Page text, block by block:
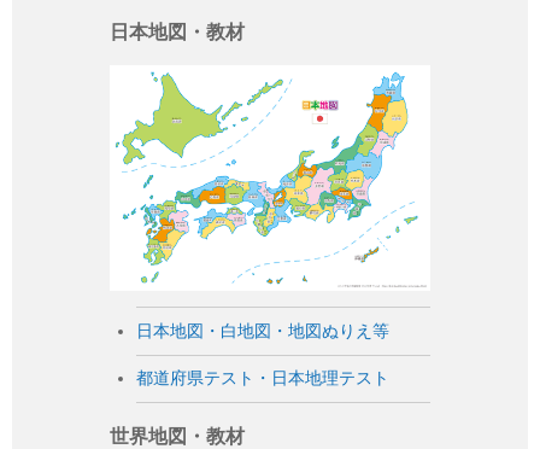
日本地図・教材
日本地図・白地図・地図ぬりえ等
都道府県テスト・日本地理テスト
世界地図・教材